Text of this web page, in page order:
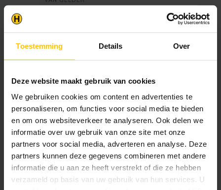
Toestemming Details Over
Deze website maakt gebruik van cookies
We gebruiken cookies om content en advertenties te
personaliseren, om functies voor social media te bieden
en om ons websiteverkeer te analyseren. Ook delen we
informatie over uw gebruik van onze site met onze
partners voor social media, adverteren en analyse. Deze
partners kunnen deze gegevens combineren met andere
informatie die u aan ze heeft verstrekt of die ze hebben
verzameld op basis van uw gebruik van hun services. U
Nokstuk Retro Panel Mat - €17,19
Heb je een vraag? Stel je vraag via onze chat,
bekijk onze
contact op met deklantenservice. Wij helpen u
graag verder met het samenstellen van uw
bestelling.
Afhalen en zeker weten dan uw
producten aanwezig zijn?:
1.Voeg alle gewenste producten toe in de
winkelwagen.
2. Ga naar de “Mijn Winkelwagen” pagina.